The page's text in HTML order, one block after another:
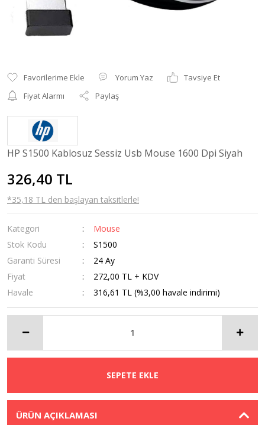
Yorum Yaz
Tavsiye Et
Fiyat Alarmı
Paylaş
HP S1500 Kablosuz Sessiz Usb Mouse 1600 Dpi Siyah
326,40 TL
*35,18 TL den başlayan taksitlerle!
Kategori
Mouse
Stok Kodu
S1500
Garanti Süresi
24 Ay
Fiyat
272,00 TL + KDV
Havale
316,61 TL (%3,00 havale indirimi)
SEPETE EKLE
ÜRÜN AÇIKLAMASI